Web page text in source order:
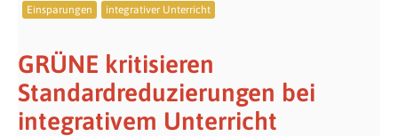
Einsparungen integrativer Unterricht
GRÜNE kritisieren
Standardreduzierungen bei
integrativem Unterricht